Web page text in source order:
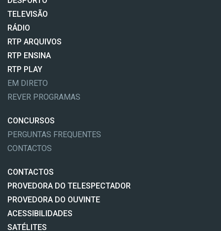
TELEVISÃO
RÁDIO
RTP ARQUIVOS
RTP ENSINA
RTP PLAY
EM DIRETO
REVER PROGRAMAS
CONCURSOS
PERGUNTAS FREQUENTES
CONTACTOS
CONTACTOS
PROVEDORA DO TELESPECTADOR
PROVEDORA DO OUVINTE
ACESSIBILIDADES
SATÉLITES